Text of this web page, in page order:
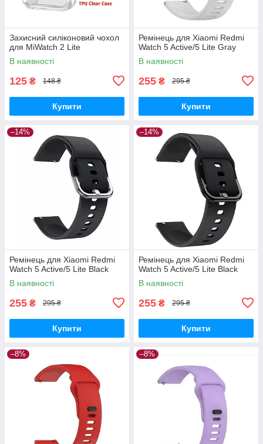
Захисний силіконовий чохол
для MiWatch 2 Lite
В наявності
125 ₴ 148 ₴
Купити
Ремінець для Xiaomi Redmi
Watch 5 Active/5 Lite Gray
В наявності
255 ₴ 295 ₴
Купити
–14%
Ремінець для Xiaomi Redmi
Watch 5 Active/5 Lite Black
В наявності
255 ₴ 295 ₴
Купити
–14%
Ремінець для Xiaomi Redmi
Watch 5 Active/5 Lite Black
В наявності
255 ₴ 295 ₴
Купити
–8% –8%